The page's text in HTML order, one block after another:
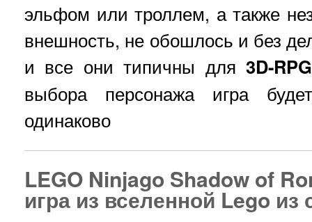
эльфом или троллем, а также
внешность, не обошлось и без
и все они типичны для3D-
выбора персонажа игра
одинаково
LEGO Ninjago Shadow of
игра из вселенной Lego из